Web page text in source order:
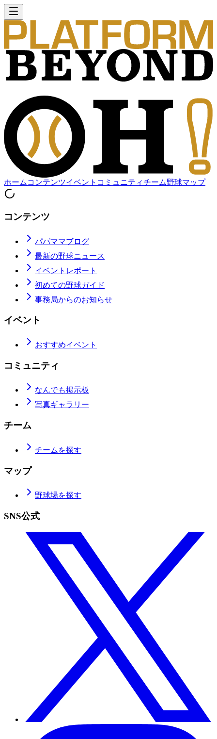
ホーム コンテンツイベント コミュニティチーム野球マップ
コンテンツ
パパママブログ
最新の野球ニュース
イベントレポート
初めての野球ガイド
事務局からのお知らせ
イベント
おすすめイベント
コミュニティ
なんでも掲示板
写真ギャラリー
チーム
チームを探す
マップ
野球場を探す
SNS公式